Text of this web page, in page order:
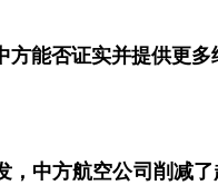
能否证实并提供更多
中方航空公司削减